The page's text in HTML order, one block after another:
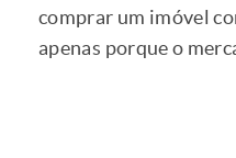
comprar um imóvel
apenas porque o